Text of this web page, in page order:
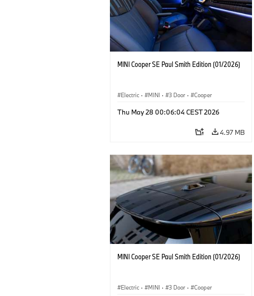
MINI Cooper SE Paul Smith Edition (01/2026)
Electric · MINI · 3 Door · Cooper
Thu May 28 00:06:04 CEST 2026
4.97 MB
MINI Cooper SE Paul Smith Edition (01/2026)
Electric · MINI · 3 Door · Cooper